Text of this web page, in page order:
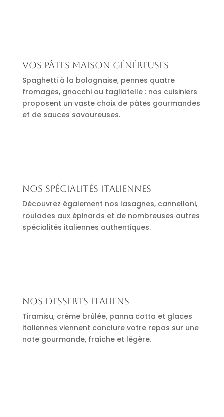
Vos pâtes maison généreuses
Spaghetti à la bolognaise, pennes quatre
fromages, gnocchi ou tagliatelle : nos cuisiniers
proposent un vaste choix de pâtes gourmandes
et de sauces savoureuses.
Nos spécialités italiennes
Découvrez également nos lasagnes, cannelloni,
roulades aux épinards et de nombreuses autres
spécialités italiennes authentiques.
Nos desserts italiens
Tiramisu, crème brûlée, panna cotta et glaces
italiennes viennent conclure votre repas sur une
note gourmande, fraîche et légère.